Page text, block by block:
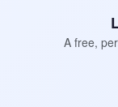
A free,